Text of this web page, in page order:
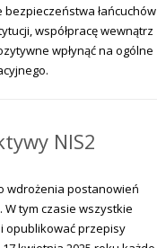
łańcuchów
współpracę wewnątrz
wpłynąć na ogólne
NIS2
wdrożenia postanowień
W tym czasie wszystkie
opublikować przepisy